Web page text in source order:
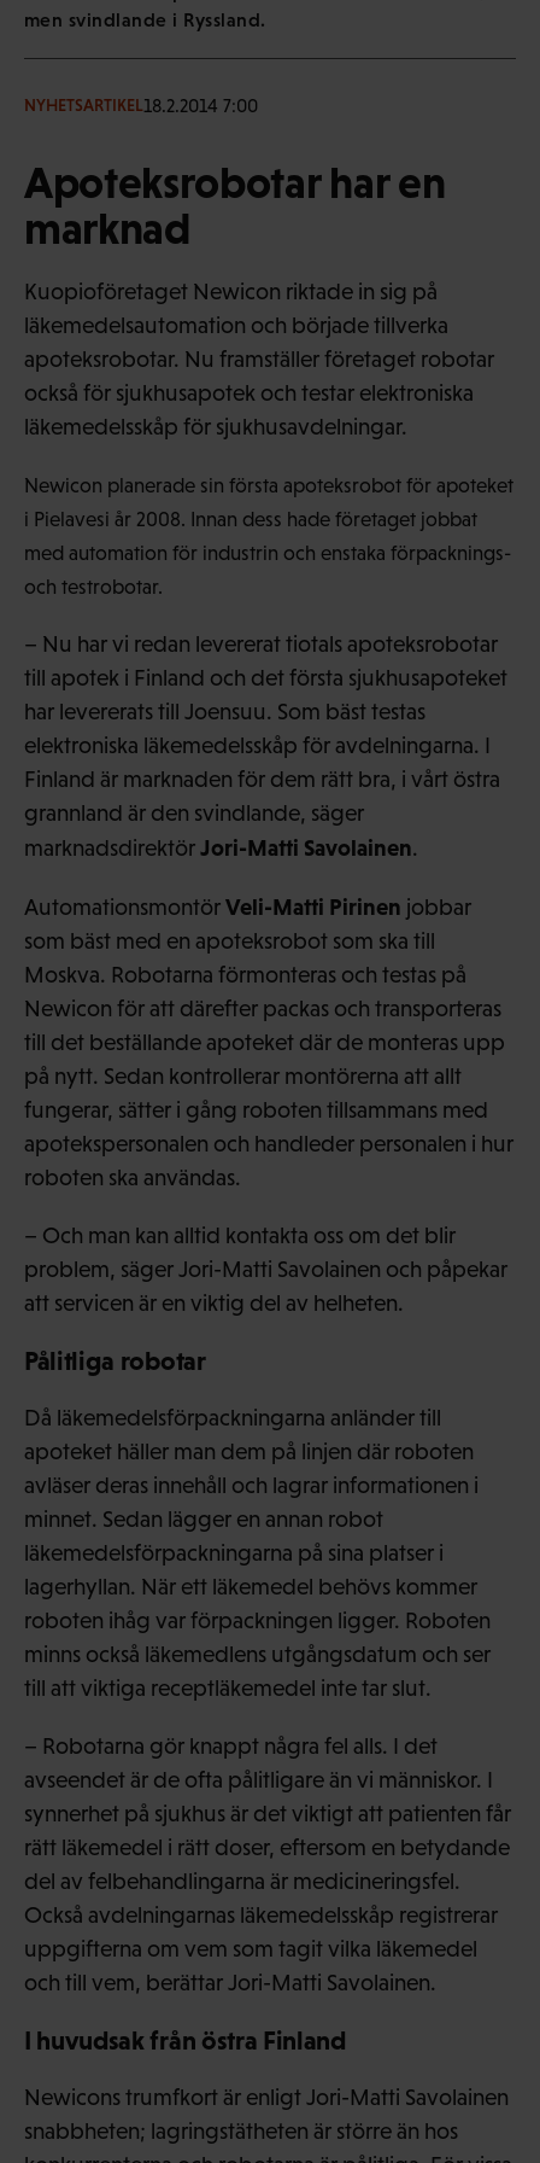
men svindlande i Ryssland.
NYHETSARTIKEL18.2.2014 7:00
Apoteksrobotar har en
marknad
Kuopioföretaget Newicon riktade in sig på
läkemedelsautomation och började tillverka
apoteksrobotar. Nu framställer företaget robotar
också för sjukhusapotek och testar elektroniska
läkemedelsskåp för sjukhusavdelningar.
Newicon planerade sin första apoteksrobot för apoteket
i Pielavesi år 2008. Innan dess hade företaget jobbat
med automation för industrin och enstaka förpacknings-
och testrobotar.
– Nu har vi redan levererat tiotals apoteksrobotar
till apotek i Finland och det första sjukhusapoteket
har levererats till Joensuu. Som bäst testas
elektroniska läkemedelsskåp för avdelningarna. I
Finland är marknaden för dem rätt bra, i vårt östra
grannland är den svindlande, säger
marknadsdirektörJori-Matti Savolainen.
AutomationsmontörVeli-Matti Pirinen jobbar
som bäst med en apoteksrobot som ska till
Moskva. Robotarna förmonteras och testas på
Newicon för att därefter packas och transporteras
till det beställande apoteket där de monteras upp
på nytt. Sedan kontrollerar montörerna att allt
fungerar, sätter i gång roboten tillsammans med
apotekspersonalen och handleder personalen i hur
roboten ska användas.
– Och man kan alltid kontakta oss om det blir
problem, säger Jori-Matti Savolainen och påpekar
att servicen är en viktig del av helheten.
Pålitliga robotar
Då läkemedelsförpackningarna anländer till
apoteket häller man dem på linjen där roboten
avläser deras innehåll och lagrar informationen i
minnet. Sedan lägger en annan robot
läkemedelsförpackningarna på sina platser i
lagerhyllan. När ett läkemedel behövs kommer
roboten ihåg var förpackningen ligger. Roboten
minns också läkemedlens utgångsdatum och ser
till att viktiga receptläkemedel inte tar slut.
– Robotarna gör knappt några fel alls. I det
avseendet är de ofta pålitligare än vi människor. I
synnerhet på sjukhus är det viktigt att patienten får
rätt läkemedel i rätt doser, eftersom en betydande
del av felbehandlingarna är medicineringsfel.
Också avdelningarnas läkemedelsskåp registrerar
uppgifterna om vem som tagit vilka läkemedel
och till vem, berättar Jori-Matti Savolainen.
I huvudsak från östra Finland
Newicons trumfkort är enligt Jori-Matti Savolainen
snabbheten; lagringstätheten är större än hos